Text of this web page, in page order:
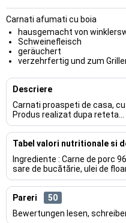
Carnati afumati cu boia
hausgemacht von
Schweinefleisch
geräuchert
verzehrfertig und zum
Descriere
Carnati proaspeti de casa,
Produs realizat dupa reteta...
Tabel valori nutritionale si
Ingrediente : Carne de porc
sare de bucătărie, ulei de
Pareri
50
Bewertungen lesen,